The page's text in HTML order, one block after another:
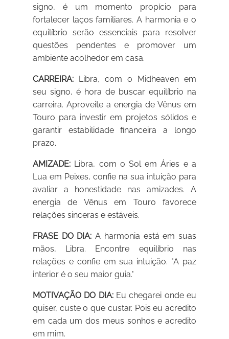
signo, é um momento propício para
fortalecer laços familiares. A harmonia e o
equilíbrio serão essenciais para resolver
questões pendentes e promover um
ambiente acolhedor em casa.
CARREIRA: Libra, com o Midheaven em
seu signo, é hora de buscar equilíbrio na
carreira. Aproveite a energia de Vênus em
Touro para investir em projetos sólidos e
garantir estabilidade financeira a longo
prazo.
AMIZADE: Libra, com o Sol em Áries e a
Lua em Peixes, confie na sua intuição para
avaliar a honestidade nas amizades. A
energia de Vênus em Touro favorece
relações sinceras e estáveis.
FRASE DO DIA: A harmonia está em suas
mãos, Libra. Encontre equilíbrio nas
relações e confie em sua intuição. "A paz
interior é o seu maior guia."
MOTIVAÇÃO DO DIA:Eu chegarei onde eu
quiser, custe o que custar. Pois eu acredito
em cada um dos meus sonhos e acredito
em mim.